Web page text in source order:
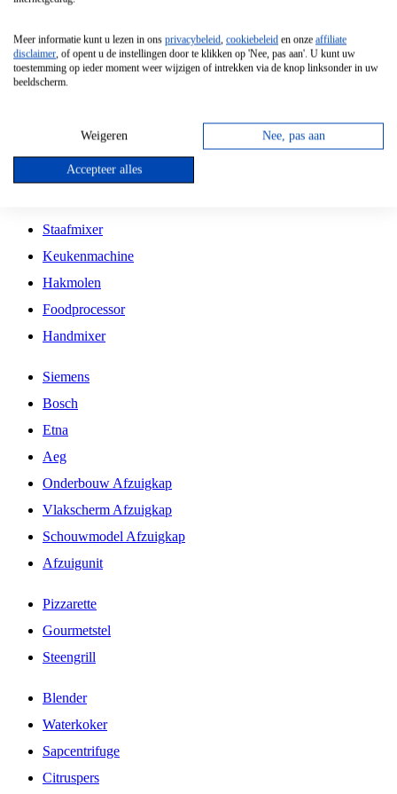
Vrijstaande Magnetron
Vrijstaande Kookplaat
Inbouw Gaskookplaat
Inbouw Keramische Kookplaat
Kookplaat Accessoires
Staafmixer
Keukenmachine
Hakmolen
Foodprocessor
Handmixer
Siemens
Bosch
Etna
Aeg
Onderbouw Afzuigkap
Vlakscherm Afzuigkap
Schouwmodel Afzuigkap
Afzuigunit
Pizzarette
Gourmetstel
Steengrill
Blender
Waterkoker
Sapcentrifuge
Citruspers
Meer informatie kunt u lezen in ons privacybeleid, cookiebeleid en onze affiliate
disclaimer, of opent u de instellingen door te klikken op 'Nee, pas aan'. U kunt uw
toestemming op ieder moment weer wijzigen of intrekken via de knop linksonder in uw
beeldscherm.
Weigeren Nee, pas aan
Accepteer alles